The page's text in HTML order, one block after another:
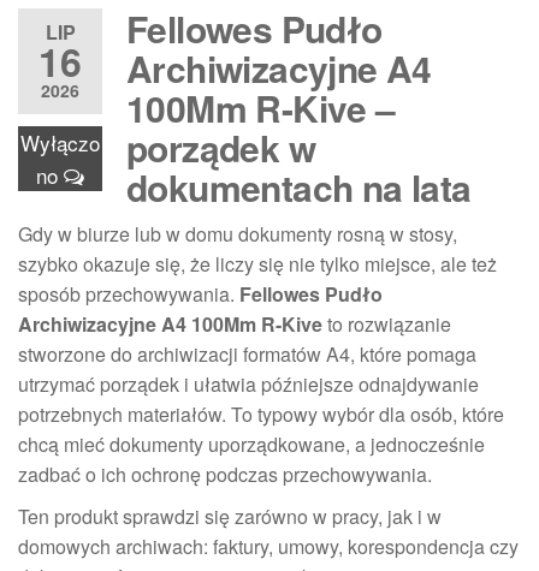
LIP
16
2026
Wyłączo
no
Fellowes Pudło
Archiwizacyjne A4
100Mm R-Kive –
porządek w
dokumentach na lata
Gdy w biurze lub w domu dokumenty rosną w stosy,
szybko okazuje się, że liczy się nie tylko miejsce, ale też
sposób przechowywania. Fellowes Pudło
Archiwizacyjne A4 100Mm R-Kiveto rozwiązanie
stworzone do archiwizacji formatów A4, które pomaga
utrzymać porządek i ułatwia późniejsze odnajdywanie
potrzebnych materiałów. To typowy wybór dla osób, które
chcą mieć dokumenty uporządkowane, a jednocześnie
zadbać o ich ochronę podczas przechowywania.
Ten produkt sprawdzi się zarówno w pracy, jak i w
domowych archiwach: faktury, umowy, korespondencja czy